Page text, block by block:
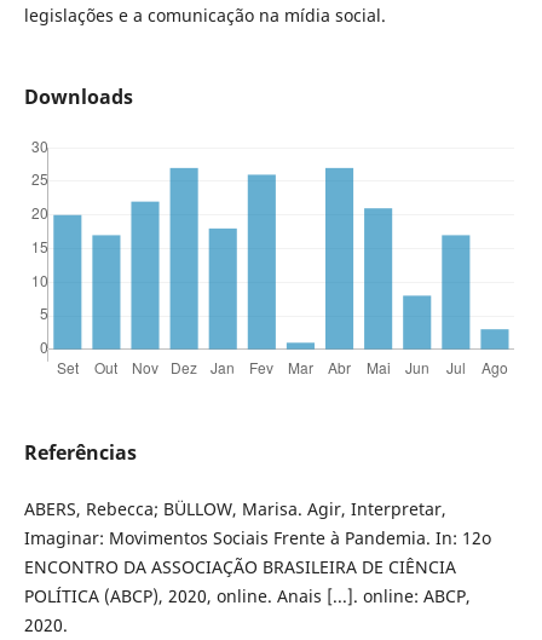
legislações e a comunicação na mídia social.
Downloads
Referências
ABERS, Rebecca; BÜLLOW, Marisa. Agir, Interpretar,
Imaginar: Movimentos Sociais Frente à Pandemia. In: 12o
ENCONTRO DA ASSOCIAÇÃO BRASILEIRA DE CIÊNCIA
POLÍTICA (ABCP), 2020, online. Anais [...]. online: ABCP,
2020.